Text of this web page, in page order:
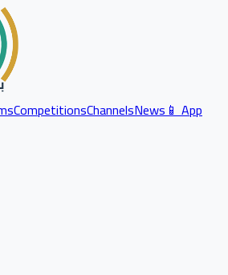
CompetitionsChannelsNews📱 App